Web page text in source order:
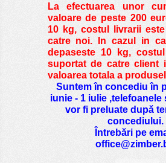
La efectuarea unor
valoare de peste200
10 kg, costul livrarii
catre noi. In cazul in
depaseste 10 kg,
suportat de catre client
valoarea totala a
Suntem în concediu în
iunie - 1 iulie ,telefoanele
vor fi preluate după
concediului.
Întrebări pe